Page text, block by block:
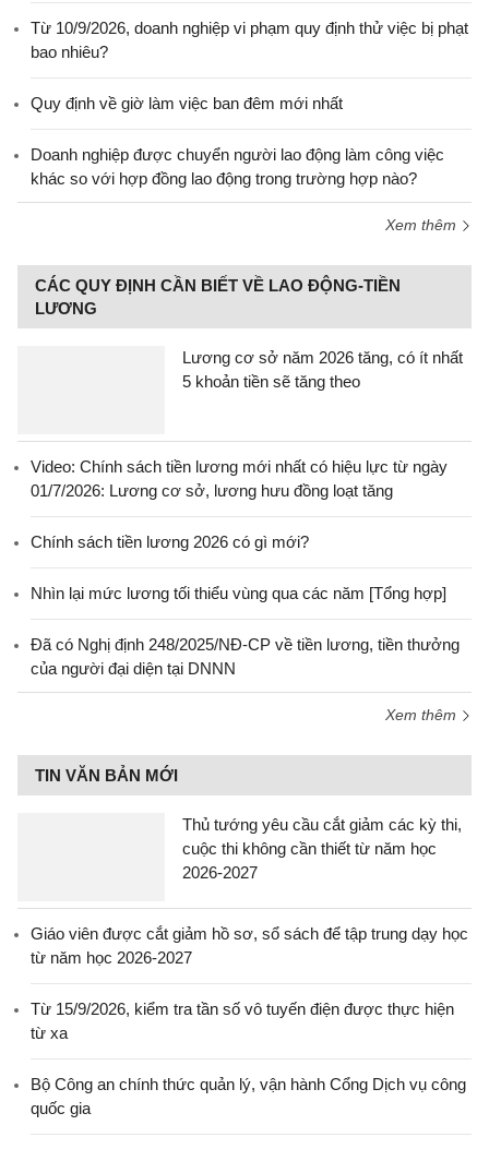
Từ 10/9/2026, doanh nghiệp vi phạm quy định thử việc bị phạt
bao nhiêu?
Quy định về giờ làm việc ban đêm mới nhất
Doanh nghiệp được chuyển người lao động làm công việc
khác so với hợp đồng lao động trong trường hợp nào?
Xem thêm
CÁC QUY ĐỊNH CẦN BIẾT VỀ LAO ĐỘNG-TIỀN
LƯƠNG
Lương cơ sở năm 2026 tăng, có ít nhất
5 khoản tiền sẽ tăng theo
Video: Chính sách tiền lương mới nhất có hiệu lực từ ngày
01/7/2026: Lương cơ sở, lương hưu đồng loạt tăng
Chính sách tiền lương 2026 có gì mới?
Nhìn lại mức lương tối thiểu vùng qua các năm [Tổng hợp]
Đã có Nghị định 248/2025/NĐ-CP về tiền lương, tiền thưởng
của người đại diện tại DNNN
Xem thêm
TIN VĂN BẢN MỚI
Thủ tướng yêu cầu cắt giảm các kỳ thi,
cuộc thi không cần thiết từ năm học
2026-2027
Giáo viên được cắt giảm hồ sơ, sổ sách để tập trung dạy học
từ năm học 2026-2027
Từ 15/9/2026, kiểm tra tần số vô tuyến điện được thực hiện
từ xa
Bộ Công an chính thức quản lý, vận hành Cổng Dịch vụ công
quốc gia